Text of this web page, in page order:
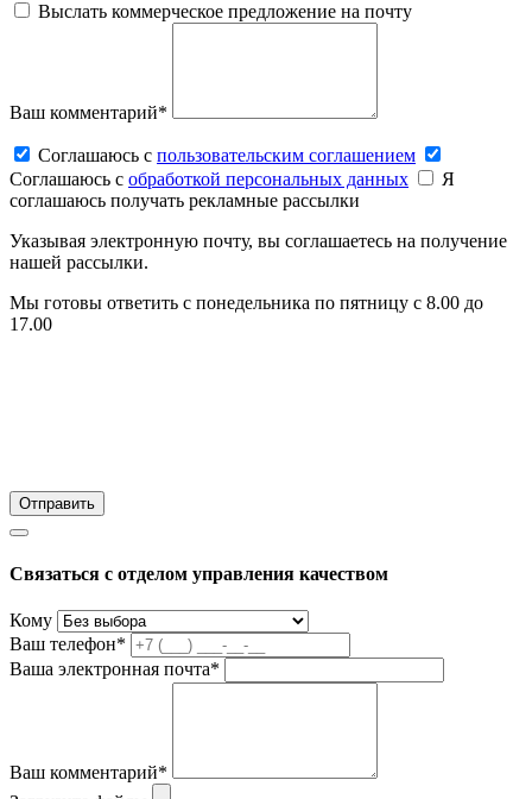
Выслать коммерческое предложение на почту
Ваш комментарий*
Соглашаюсь c пользовательским соглашением
Соглашаюсь c обработкой персональных данных
Я
соглашаюсь получать рекламные рассылки
Указывая электронную почту, вы соглашаетесь на получение
нашей рассылки.
Мы готовы ответить с понедельника по пятницу с 8.00 до
17.00
Связаться с отделом управления качеством
Кому
Ваш телефон*
Ваша электронная почта*
Ваш комментарий*